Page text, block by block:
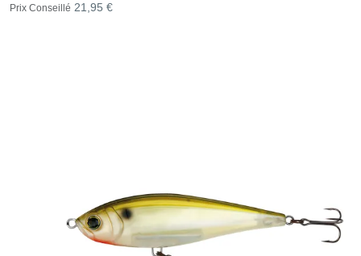
Prix Conseillé 21,95 €